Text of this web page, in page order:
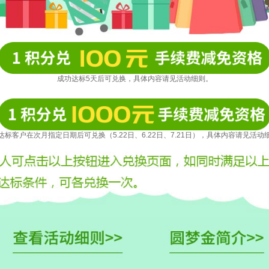
成功达标5天后可兑换，具体内容请见活动细则。
标客户在次月指定日期后可兑换（5.22日、6.22日、7.21日），具体内容请见活动